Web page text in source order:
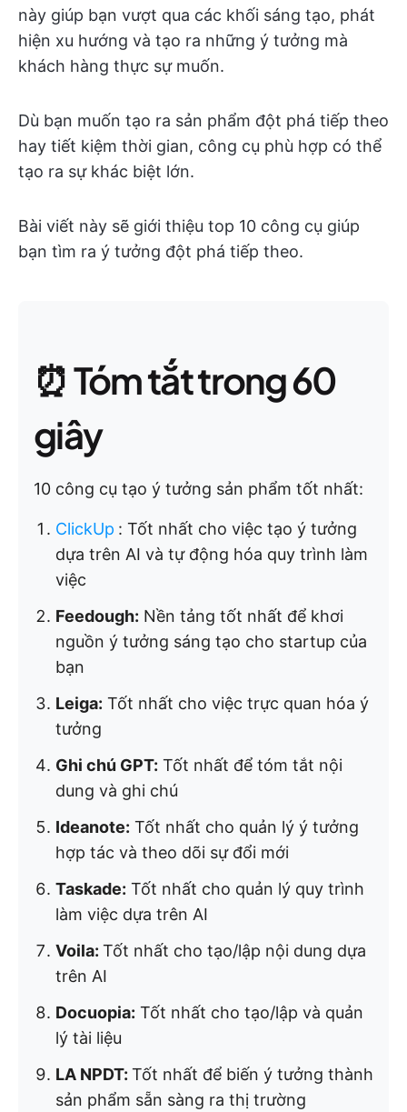
này giúp bạn vượt qua các khối sáng tạo, phát
hiện xu hướng và tạo ra những ý tưởng mà
khách hàng thực sự muốn.
Dù bạn muốn tạo ra sản phẩm đột phá tiếp theo
hay tiết kiệm thời gian, công cụ phù hợp có thể
tạo ra sự khác biệt lớn.
Bài viết này sẽ giới thiệu top 10 công cụ giúp
bạn tìm ra ý tưởng đột phá tiếp theo.
⏰ Tóm tắt trong 60
giây
10 công cụ tạo ý tưởng sản phẩm tốt nhất:
ClickUp : Tốt nhất cho việc tạo ý tưởng
dựa trên AI và tự động hóa quy trình làm
việc
Feedough: Nền tảng tốt nhất để khơi
nguồn ý tưởng sáng tạo cho startup của
bạn
Leiga: Tốt nhất cho việc trực quan hóa ý
tưởng
Ghi chú GPT: Tốt nhất để tóm tắt nội
dung và ghi chú
Ideanote: Tốt nhất cho quản lý ý tưởng
hợp tác và theo dõi sự đổi mới
Taskade: Tốt nhất cho quản lý quy trình
làm việc dựa trên AI
Voila: Tốt nhất cho tạo/lập nội dung dựa
trên AI
Docuopia: Tốt nhất cho tạo/lập và quản
lý tài liệu
LA NPDT: Tốt nhất để biến ý tưởng thành
sản phẩm sẵn sàng ra thị trường